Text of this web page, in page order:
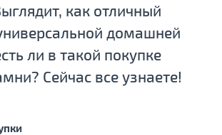
как отличный
домашней
ли в такой покупке
Сейчас все узнаете!